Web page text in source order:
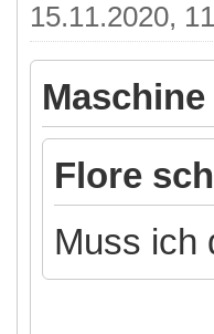
15.11.2020,
Flore
Muss ich